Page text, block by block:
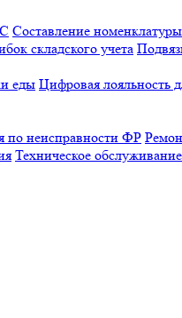
Составление номенклатуры
складского учета
еды Цифровая лояльность
по неисправности ФР
Техническое